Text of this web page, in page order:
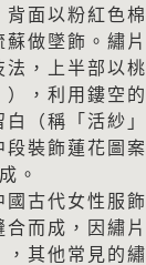
面以粉紅色
做墜飾。繡
，上半部以
），利用鏤空
（稱「活紗
裝飾蓮花圖
。
古代女性服
而成，因繡
其他常見的